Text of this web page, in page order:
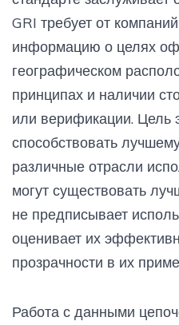
GRI требует от
информацию о целях
географическом
принципах и наличии
или верификации. Цель
способствовать
различные отрасли
могут существовать
не предписывает
оценивает их
прозрачности в их
Работа с данными